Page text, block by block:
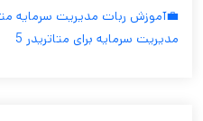
مدیریت سرمایه برای متاتریدر 5